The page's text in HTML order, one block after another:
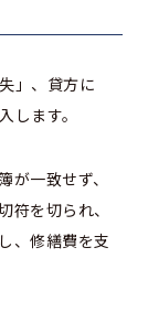
」、貸方に
します。
一致せず、
符を切られ、
、修繕費を支